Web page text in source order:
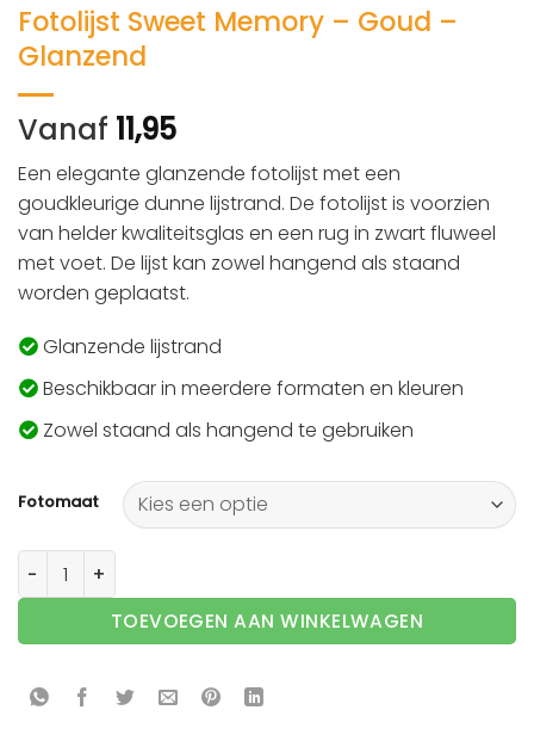
Fotolijst Sweet Memory – Goud –
Glanzend
Vanaf 11,95
Een elegante glanzende fotolijst met een
goudkleurige dunne lijstrand. De fotolijst is voorzien
van helder kwaliteitsglas en een rug in zwart fluweel
met voet. De lijst kan zowel hangend als staand
worden geplaatst.
Glanzende lijstrand
Beschikbaar in meerdere formaten en kleuren
Zowel staand als hangend te gebruiken
Fotomaat
Fotolijst Sweet Memory - Goud - Glanzend aantal
TOEVOEGEN AAN WINKELWAGEN